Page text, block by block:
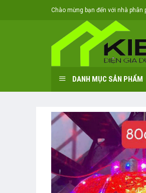
Chào mừng bạn đến với nhà phân
DANH MỤC SẢN PHẨM